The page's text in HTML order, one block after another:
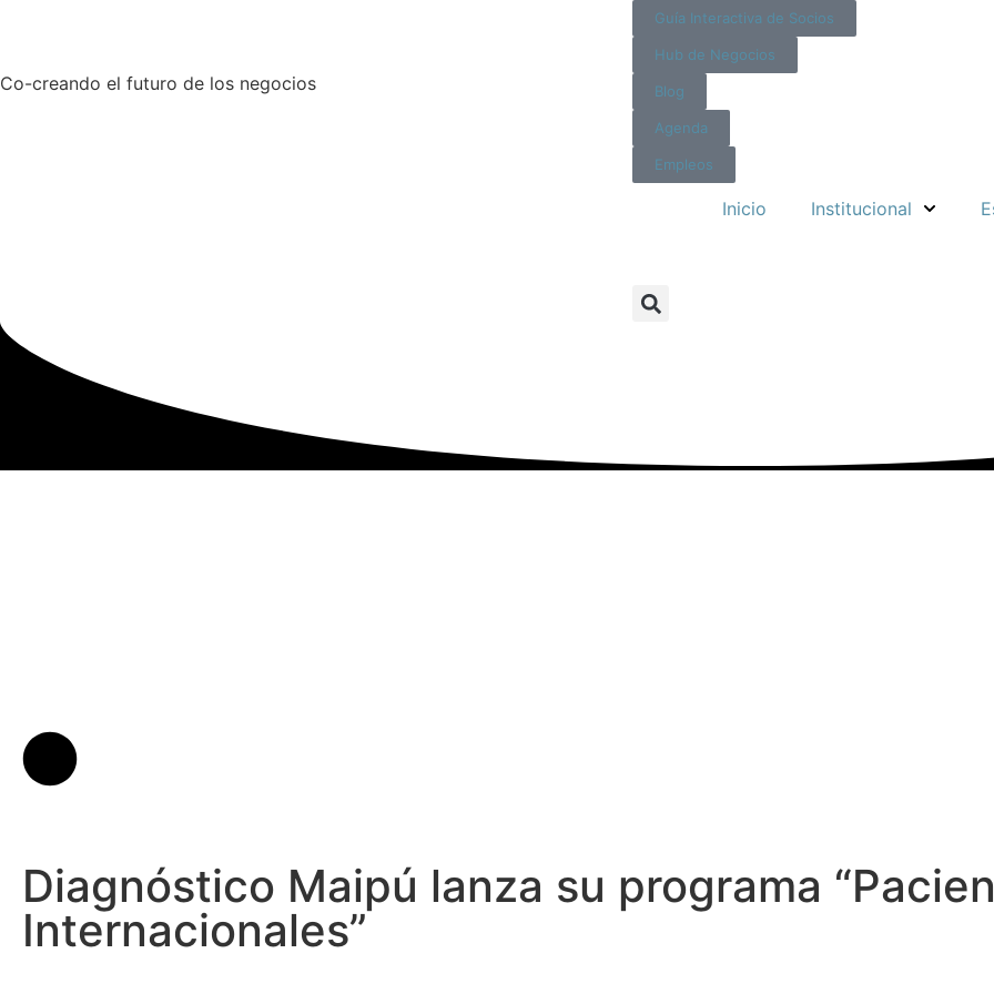
Co-creando el futuro de los negocios
Guía Interactiva de Socios
Hub de Negocios
Blog
Agenda
Empleos
Inicio Institucional
Diagnóstico Maipú lanza su programa
Internacionales”